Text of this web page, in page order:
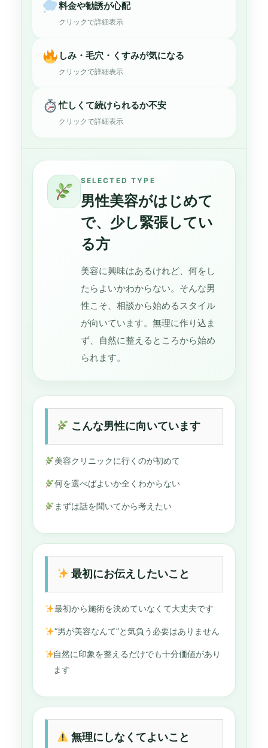
料金や勧誘が心配
クリックで詳細表示
しみ・毛穴・くすみが気になる
クリックで詳細表示
忙しくて続けられるか不安
クリックで詳細表示
SELECTED TYPE
男性美容がはじめて
で、少し緊張してい
る方
美容に興味はあるけれど、何をし
たらよいかわからない。そんな男
性こそ、相談から始めるスタイル
が向いています。無理に作り込ま
ず、自然に整えるところから始め
られます。
こんな男性に向いています
美容クリニックに行くのが初めて
何を選べばよいか全くわからない
まずは話を聞いてから考えたい
最初にお伝えしたいこと
最初から施術を決めていなくて大丈夫です
“男が美容なんて”と気負う必要はありません
自然に印象を整えるだけでも十分価値があり
ます
無理にしなくてよいこと